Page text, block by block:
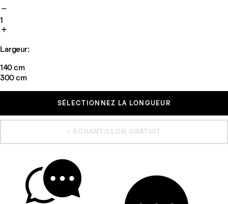
1
Largeur:
140 cm
300 cm
SÉLECTIONNEZ LA LONGUEUR
+ ÉCHANTILLON GRATUIT